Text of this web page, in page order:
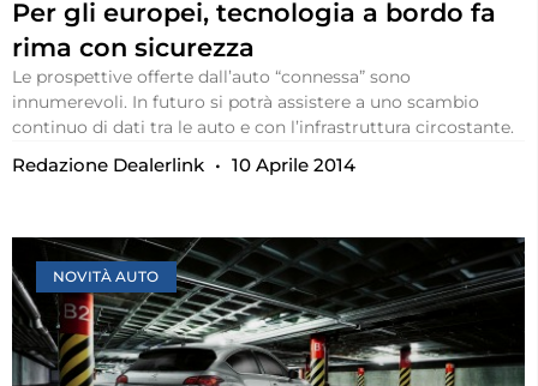
Per gli europei, tecnologia a bordo fa
rima con sicurezza
Le prospettive offerte dall’auto “connessa” sono
innumerevoli. In futuro si potrà assistere a uno scambio
continuo di dati tra le auto e con l’infrastruttura circostante.
Redazione Dealerlink 10 Aprile 2014
NOVITÀ AUTO